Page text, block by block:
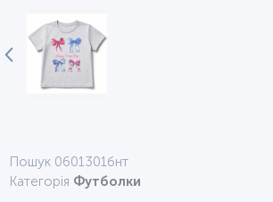
Пошук 0601301бнт
Категорія Футболки